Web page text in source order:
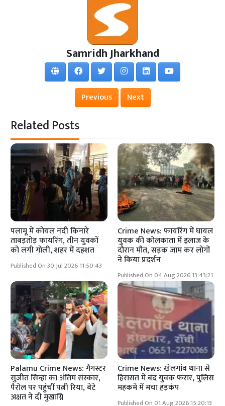
Samridh Jharkhand
Previous Next
Related Posts
पलामू में कोयल नदी किनारे
ताबड़तोड़ फायरिंग, तीन युवकों
को लगी गोली, शहर में दहशत
Published On 30 Jul 2026 11:50:43
Crime News: फायरिंग में घायल
युवक की कोलकाता में इलाज के
दौरान मौत, सड़क जाम कर लोगों
ने किया प्रदर्शन
Published On 04 Aug 2026 13:43:21
Palamu Crime News: गैंगस्टर
सुजीत सिन्हा का अंतिम संस्कार,
पैरोल पर पहुंचीं पत्नी रिया, बेटे
अक्षत ने दी मुखाग्नि
Crime News: खेलगांव थाना से
हिरासत में बंद युवक फरार, पुलिस
महकमे में मचा हड़कंप
Published On 01 Aug 2026 15:20:13